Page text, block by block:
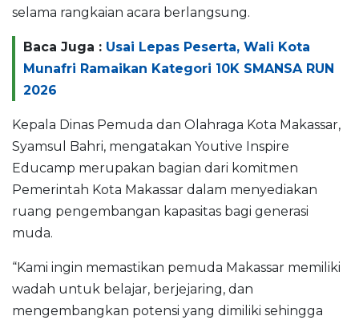
selama rangkaian acara berlangsung.
Baca Juga : Usai Lepas Peserta, Wali Kota
Munafri Ramaikan Kategori 10K SMANSA RUN
2026
Kepala Dinas Pemuda dan Olahraga Kota Makassar,
Syamsul Bahri, mengatakan Youtive Inspire
Educamp merupakan bagian dari komitmen
Pemerintah Kota Makassar dalam menyediakan
ruang pengembangan kapasitas bagi generasi
muda.
“Kami ingin memastikan pemuda Makassar memiliki
wadah untuk belajar, berjejaring, dan
mengembangkan potensi yang dimiliki sehingga